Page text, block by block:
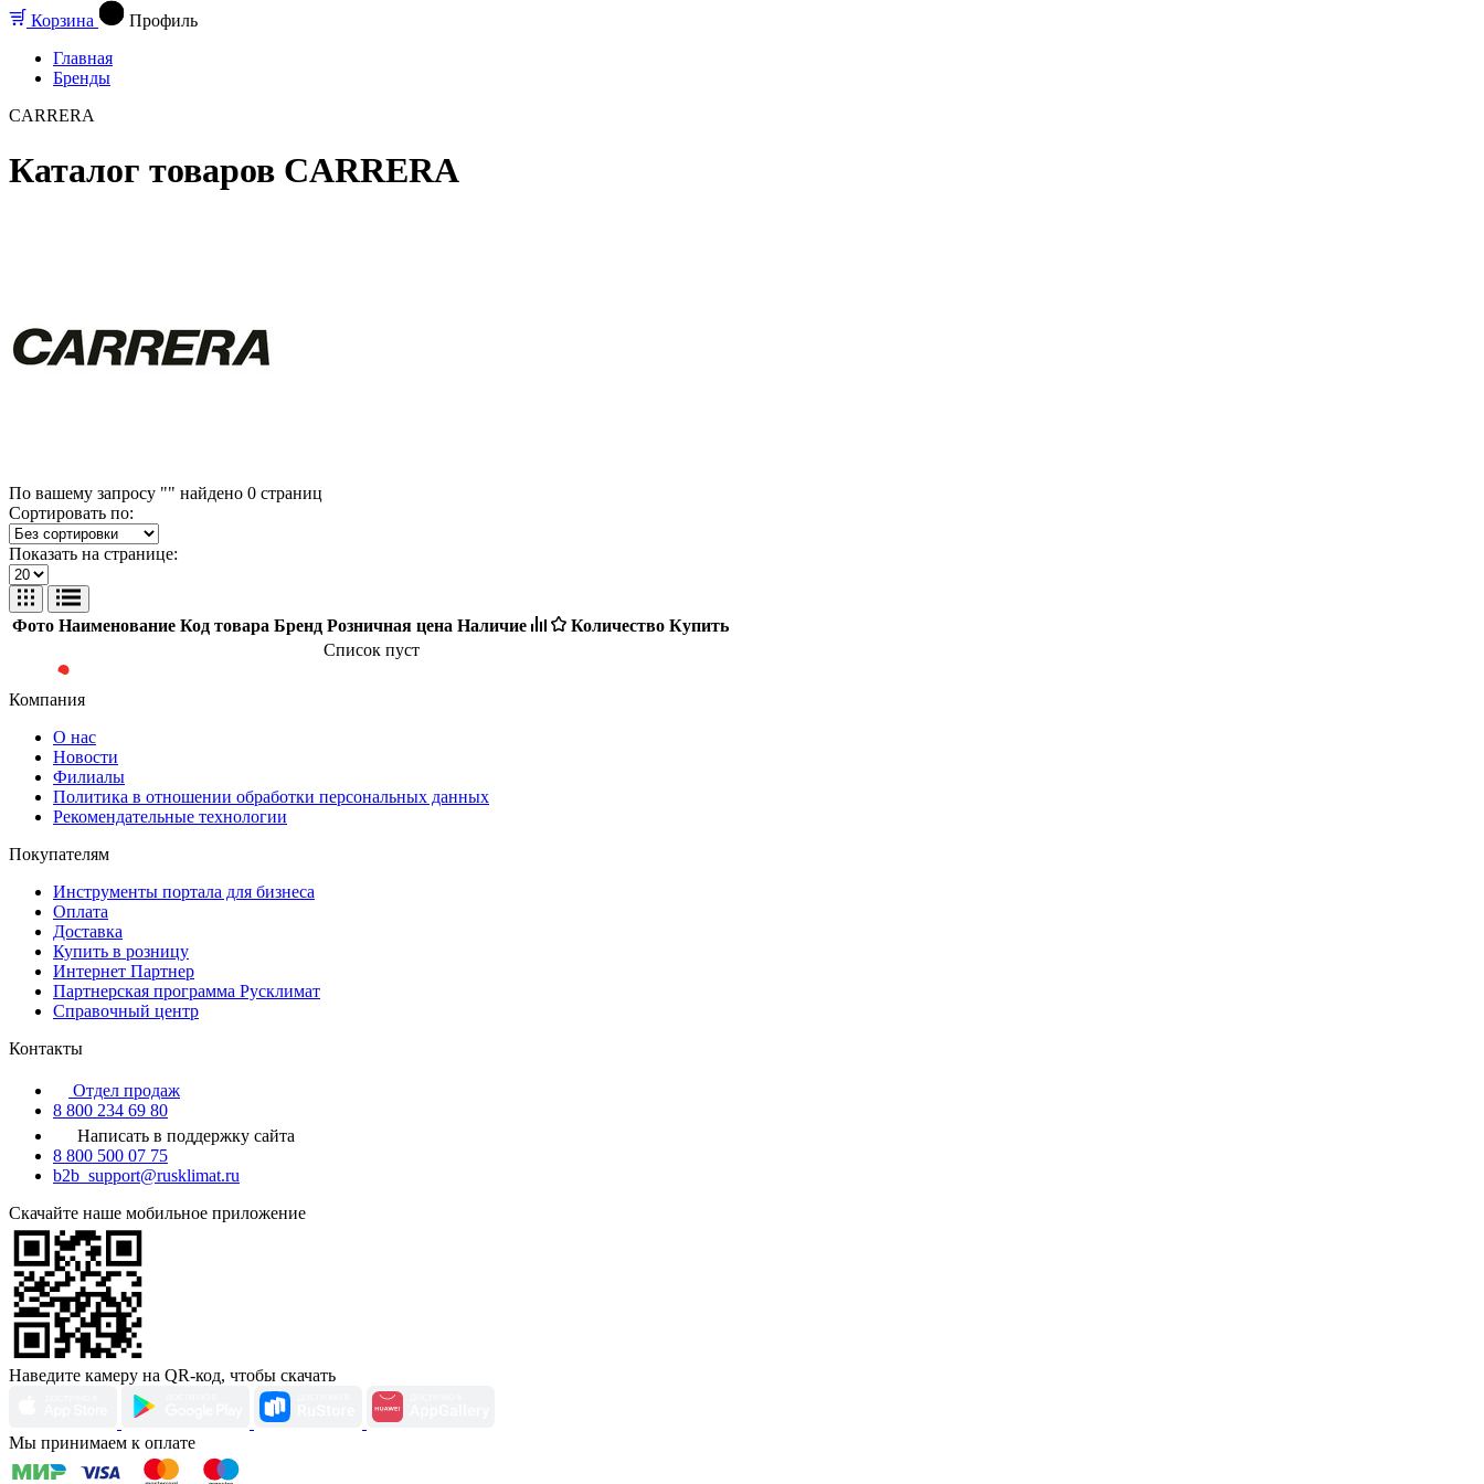
Корзина
Профиль
Главная
Бренды
CARRERA
Каталог товаров CARRERA
По вашему запросу "" найдено 0 страниц
Сортировать по:
Показать на странице:
Фото Наименование Код товара Бренд Розничная цена Наличие Количество Купить
Список пуст
Компания
О нас
Новости
Филиалы
Политика в отношении обработки персональных данных
Рекомендательные технологии
Покупателям
Инструменты портала для бизнеса
Оплата
Доставка
Купить в розницу
Интернет Партнер
Партнерская программа Русклимат
Справочный центр
Контакты
Отдел продаж
8 800 234 69 80
Написать в поддержку сайта
8 800 500 07 75
b2b_support@rusklimat.ru
Скачайте наше мобильное приложение
Наведите камеру на QR-код, чтобы скачать
Мы принимаем к оплате